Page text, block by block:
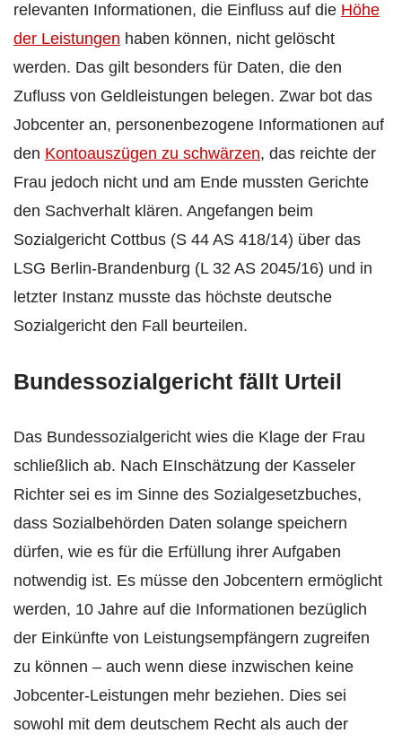
relevanten Informationen, die Einfluss auf die Höhe
der Leistungen haben können, nicht gelöscht
werden. Das gilt besonders für Daten, die den
Zufluss von Geldleistungen belegen. Zwar bot das
Jobcenter an, personenbezogene Informationen auf
den Kontoauszügen zu schwärzen, das reichte der
Frau jedoch nicht und am Ende mussten Gerichte
den Sachverhalt klären. Angefangen beim
Sozialgericht Cottbus (S 44 AS 418/14) über das
LSG Berlin-Brandenburg (L 32 AS 2045/16) und in
letzter Instanz musste das höchste deutsche
Sozialgericht den Fall beurteilen.
Bundessozialgericht fällt Urteil
Das Bundessozialgericht wies die Klage der Frau
schließlich ab. Nach EInschätzung der Kasseler
Richter sei es im Sinne des Sozialgesetzbuches,
dass Sozialbehörden Daten solange speichern
dürfen, wie es für die Erfüllung ihrer Aufgaben
notwendig ist. Es müsse den Jobcentern ermöglicht
werden, 10 Jahre auf die Informationen bezüglich
der Einkünfte von Leistungsempfängern zugreifen
zu können – auch wenn diese inzwischen keine
Jobcenter-Leistungen mehr beziehen. Dies sei
sowohl mit dem deutschem Recht als auch der